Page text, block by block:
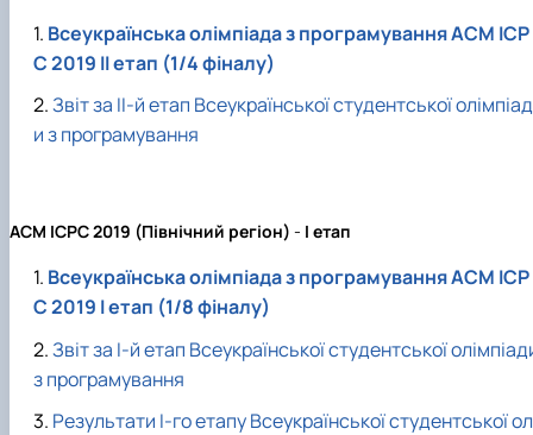
Всеукраїнська олімпіада з програмування ACM ICP
C 2019 II етап (1/4 фіналу)
Звіт за ІІ-й етап Всеукраїнської студентської олімпіад
и з програмування
ACM ICPC2019 (Північний регіон) - І етап
Всеукраїнська олімпіада з програмування ACM ICP
C 2019 I етап (1/8 фіналу)
Звіт за І-й етап Всеукраїнської студентської
з програмування
Результати І-го етапу Всеукраїнської студентської